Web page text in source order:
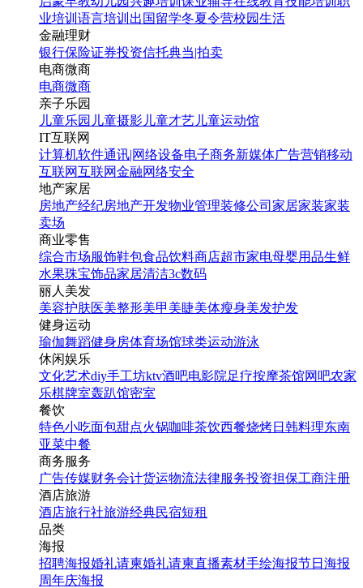
业培训 语言培训 出国留学冬夏令营校园生活
金融理财
银行保险证券投资信托典当|拍卖
电商微商
电商微商
亲子乐园
儿童乐园 儿童摄影 儿童才艺 儿童运动馆
IT互联网
计算机软件通讯|网络设备电子商务新媒体广告营销移动
互联网互联网金融网络安全
地产家居
房地产经纪房地产开发物业管理装修公司 家居家装家装
卖场
商业零售
综合市场服饰鞋包食品饮料商店超市家电母婴用品生鲜
水果珠宝饰品家居清洁3c数码
丽人美发
美容护肤医美整形美甲美睫美体瘦身美发护发
健身运动
瑜伽舞蹈健身房体育场馆球类运动游泳
休闲娱乐
文化艺术diy手工坊ktv酒吧电影院足疗按摩茶馆网吧农家
乐棋牌室轰趴馆密室
餐饮
特色小吃面包甜点火锅咖啡茶饮西餐烧烤日韩料理东南
亚菜中餐
商务服务
广告传媒财务会计货运物流法律服务投资担保工商注册
酒店旅游
酒店旅行社旅游经典民宿短租
品类
海报
招聘海报婚礼请柬婚礼请柬直播素材手绘海报节日海报
周年庆海报